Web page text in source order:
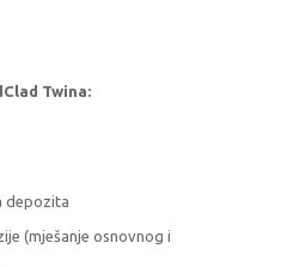
Twina:
depozita
(mješanje osnovnog i